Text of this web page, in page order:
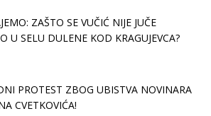
ZAŠTO SE VUČIĆ NIJE JUČE
U SELU DULENE KOD KRAGUJEVCA?
PROTEST ZBOG UBISTVA NOVINARA
CVETKOVIĆA!